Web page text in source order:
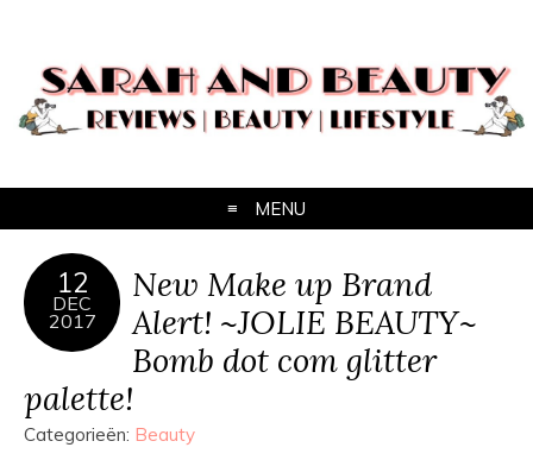
MENU
12
DEC
2017
New Make up Brand
Alert! ~JOLIE BEAUTY~
Bomb dot com glitter
palette!
Categorieën: Beauty